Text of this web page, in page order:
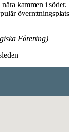
kammen i söder.
övernttningsplats
Förening)